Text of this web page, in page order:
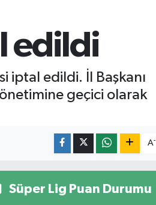
edildi
iptal edildi. İl Başkanı
geçici olarak
A-
Süper Lig Puan Durumu